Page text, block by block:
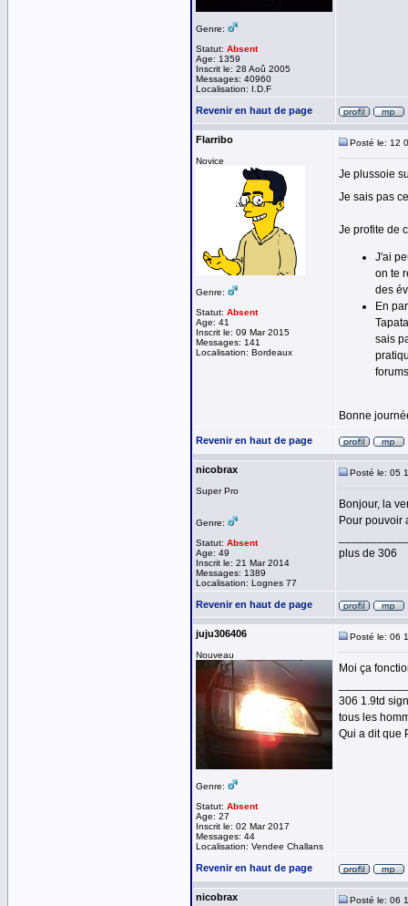
Genre:
Statut: Absent
Age: 1359
Inscrit le: 28 Aoû 2005
Messages: 40960
Localisation: I.D.F
Revenir en haut de page
Flarribo
Novice
Genre:
Statut: Absent
Age: 41
Inscrit le: 09 Mar 2015
Messages: 141
Localisation: Bordeaux
Posté le: 12
Je plussoie
Je sais pas
Je profite de
J'ai
on te
des
En
sais
Bonne
Revenir en haut de page
nicobrax
Super Pro
Genre:
Statut: Absent
Age: 49
Inscrit le: 21 Mar 2014
Messages: 1389
Localisation: Lognes 77
Posté le: 05
Bonjour, la
Pour pouvoir
plus de 306
Revenir en haut de page
juju306406
Nouveau
Genre:
Statut: Absent
Age: 27
Inscrit le: 02 Mar 2017
Messages: 44
Localisation: Vendee Challans
Posté le: 06
Moi ça
306 1.9td
tous les
Qui a dit que
Revenir en haut de page
nicobrax Posté le: 06